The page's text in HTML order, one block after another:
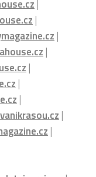
|
|
|
|
|